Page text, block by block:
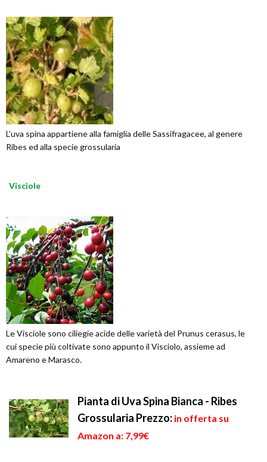
L’uva spina appartiene alla famiglia delle Sassifragacee, al genere
Ribes ed alla specie grossularia
Visciole
Le Visciole sono ciliegie acide delle varietà del Prunus cerasus, le
cui specie più coltivate sono appunto il Visciolo, assieme ad
Amareno e Marasco.
Pianta di Uva Spina Bianca - Ribes
Grossularia Prezzo: in offerta su
Amazon a: 7,99€